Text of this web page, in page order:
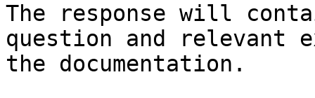
The response will
question and relevant
the documentation.